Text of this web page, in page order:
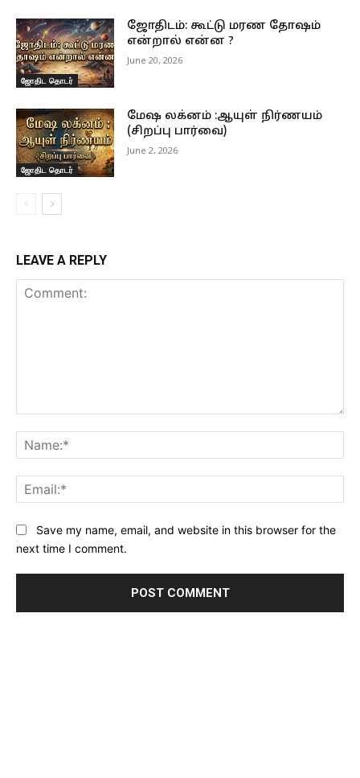
ஜோதிட தொடர்
ஜோதிடம்: கூட்டு மரண தோஷம்
என்றால் என்ன ?
June 20, 2026
ஜோதிட தொடர்
மேஷ லக்னம் :ஆயுள் நிர்ணயம்
(சிறப்பு பார்வை)
June 2, 2026
LEAVE A REPLY
Website:Save my name, email, and website in this browser for the
next time I comment.